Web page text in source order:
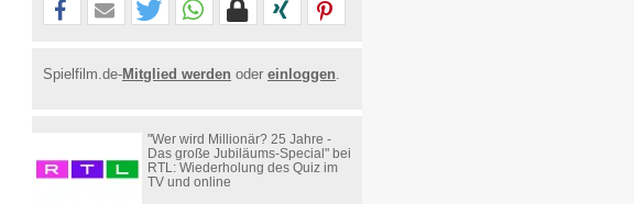
Spielfilm.de-Mitglied werden oder einloggen.
"Wer wird Millionär? 25 Jahre -
Das große Jubiläums-Special" bei
RTL: Wiederholung des Quiz im
TV und online